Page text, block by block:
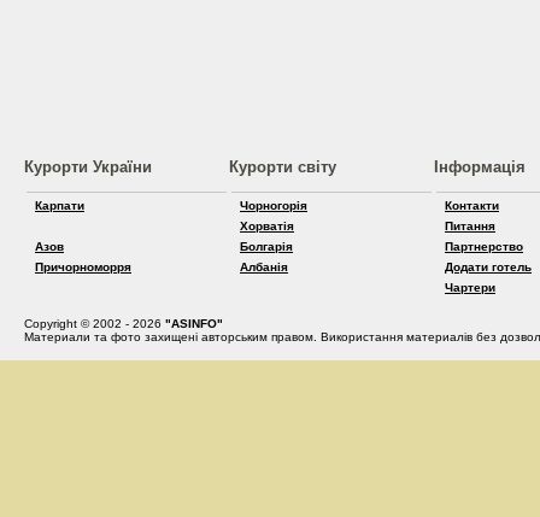
Курорти України
Карпати
Азов
Причорноморря
Курорти світу
Чорногорія
Хорватія
Болгарія
Албанія
Інформація
Контакти
Питання
Партнерство
Додати готель
Чартери
Copyright © 2002 - 2026 "ASINFO"
Материали та фото захищені авторським правом. Використання материалів без